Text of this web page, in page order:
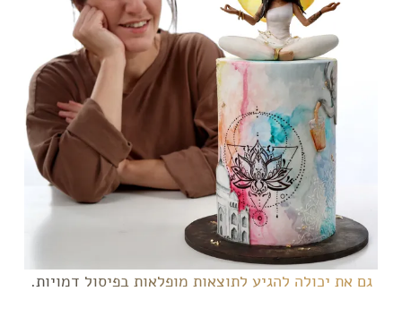
גם את יכולה להגיע לתוצאות מופלאות בפיסול דמויות.